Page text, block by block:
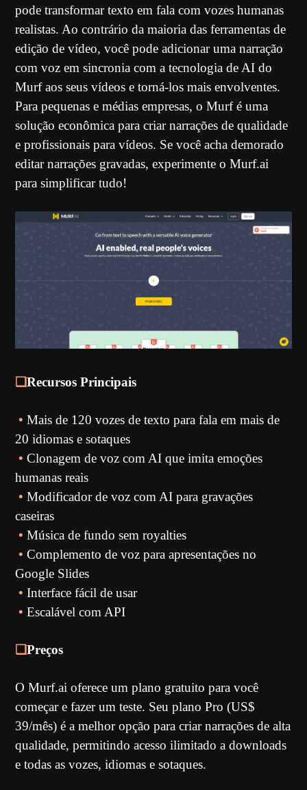
pode transformar texto em fala com vozes humanas
realistas. Ao contrário da maioria das ferramentas de
edição de vídeo, você pode adicionar uma narração
com voz em sincronia com a tecnologia de AI do
Murf aos seus vídeos e torná-los mais envolventes.
Para pequenas e médias empresas, o Murf é uma
solução econômica para criar narrações de qualidade
e profissionais para vídeos. Se você acha demorado
editar narrações gravadas, experimente o Murf.ai
para simplificar tudo!
❏Recursos Principais
•Mais de 120 vozes de texto para fala em mais de
20 idiomas e sotaques
•Clonagem de voz com AI que imita emoções
humanas reais
•Modificador de voz com AI para gravações
caseiras
•Música de fundo sem royalties
•Complemento de voz para apresentações no
Google Slides
•Interface fácil de usar
•Escalável com API
❏Preços
O Murf.ai oferece um plano gratuito para você
começar e fazer um teste. Seu plano Pro (US$
39/mês) é a melhor opção para criar narrações de alta
qualidade, permitindo acesso ilimitado a downloads
e todas as vozes, idiomas e sotaques.